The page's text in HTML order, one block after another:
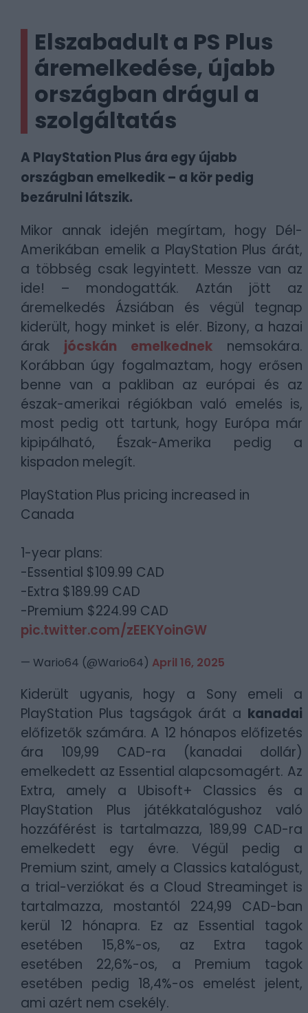
Elszabadult a PS Plus
áremelkedése, újabb
országban drágul a
szolgáltatás
A PlayStation Plus ára egy újabb
országban emelkedik – a kör pedig
bezárulni látszik.
Mikor annak idején megírtam, hogy Dél-
Amerikában emelik a PlayStation Plus árát,
a többség csak legyintett. Messze van az
ide! – mondogatták. Aztán jött az
áremelkedés Ázsiában és végül tegnap
kiderült, hogy minket is elér. Bizony, a hazai
árak jócskán emelkednek nemsokára.
Korábban úgy fogalmaztam, hogy erősen
benne van a pakliban az európai és az
észak-amerikai régiókban való emelés is,
most pedig ott tartunk, hogy Európa már
kipipálható, Észak-Amerika pedig a
kispadon melegít.
PlayStation Plus pricing increased in
Canada
1-year plans:
-Essential $109.99 CAD
-Extra $189.99 CAD
-Premium $224.99 CAD
pic.twitter.com/zEEKYoinGW
— Wario64 (@Wario64) April 16, 2025
Kiderült ugyanis, hogy a Sony emeli a
PlayStation Plus tagságok árát a kanadai
előfizetők számára. A 12 hónapos előfizetés
ára 109,99 CAD-ra (kanadai dollár)
emelkedett az Essential alapcsomagért. Az
Extra, amely a Ubisoft+ Classics és a
PlayStation Plus játékkatalógushoz való
hozzáférést is tartalmazza, 189,99 CAD-ra
emelkedett egy évre. Végül pedig a
Premium szint, amely a Classics katalógust,
a trial-verziókat és a Cloud Streaminget is
tartalmazza, mostantól 224,99 CAD-ban
kerül 12 hónapra. Ez az Essential tagok
esetében 15,8%-os, az Extra tagok
esetében 22,6%-os, a Premium tagok
esetében pedig 18,4%-os emelést jelent,
ami azért nem csekély.